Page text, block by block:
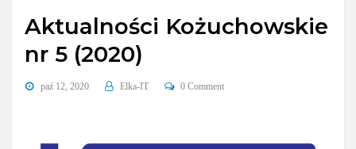
Aktualności Kożuchowskie
nr 5 (2020)
paź 12, 2020 Elka-IT 0 Comment